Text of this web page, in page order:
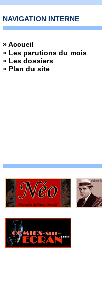
› 146-147
› 148-149
› 150-151
› 154-155
› 156-157
› 158-159
NAVIGATION INTERNE
» Accueil
» Les parutions du mois
» Les dossiers
» Plan du site